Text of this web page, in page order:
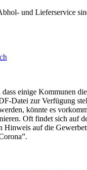
und Lieferservice
dass einige Kommunen
Datei zur Verfügung
könnte es
Oft findet sich auf
Hinweis auf die